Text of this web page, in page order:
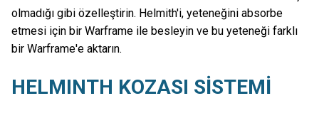
olmadığı gibi özelleştirin. Helmith'i, yeteneğini absorbe
etmesi için bir Warframe ile besleyin ve bu yeteneği farklı
bir Warframe'e aktarın.
HELMINTH KOZASI SİSTEMİ